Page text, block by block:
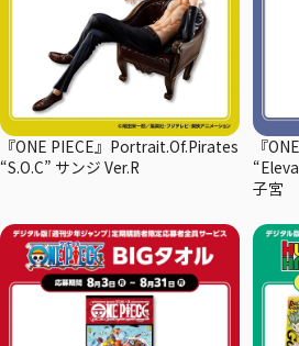
『ONE PIECE』Portrait.Of.Pirates
“S.O.C” サンジ Ver.R
『
子宮